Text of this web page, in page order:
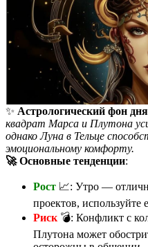
✨ Астрологический фон дня
квадрат Марса и Плутона
однако Луна в Тельце
эмоциональному комфорту.
🚀 Основные тенденции:
Рост 📈: Утро —
проектов, используйте
Риск 💣: Конфликт с
Плутона может